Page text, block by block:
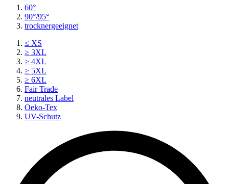
60°
90°/95°
trocknergeeignet
≤ XS
≥ 3XL
≥ 4XL
≥ 5XL
≥ 6XL
Fair Trade
neutrales Label
Oeko-Tex
UV-Schutz